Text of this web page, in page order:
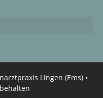
Lingen (Ems) •